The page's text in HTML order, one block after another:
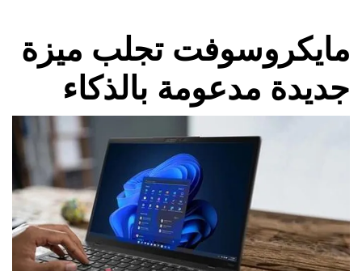
مايكروسوفت تجلب ميزة
جديدة مدعومة بالذكاء